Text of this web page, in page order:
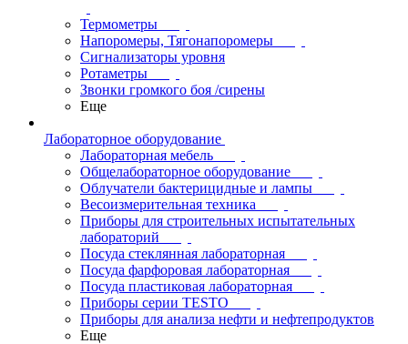
Термометры
Напоромеры, Тягонапоромеры
Сигнализаторы уровня
Ротаметры
Звонки громкого боя /сирены
Еще
Лабораторное оборудование
Лабораторная мебель
Общелабораторное оборудование
Облучатели бактерицидные и лампы
Весоизмерительная техника
Приборы для строительных испытательных
лабораторий
Посуда стеклянная лабораторная
Посуда фарфоровая лабораторная
Посуда пластиковая лабораторная
Приборы серии TESTO
Приборы для анализа нефти и нефтепродуктов
Еще